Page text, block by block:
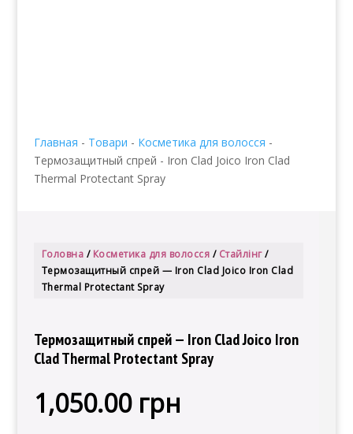
Главная - Товари - Косметика для волосся -
Термозащитный спрей - Iron Clad Joico Iron Clad
Thermal Protectant Spray
Головна / Косметика для волосся / Стайлінг/
Термозащитный спрей — Iron Clad Joico Iron Clad
Thermal Protectant Spray
Термозащитный спрей — Iron Clad Joico Iron
Clad Thermal Protectant Spray
1,050.00 грн